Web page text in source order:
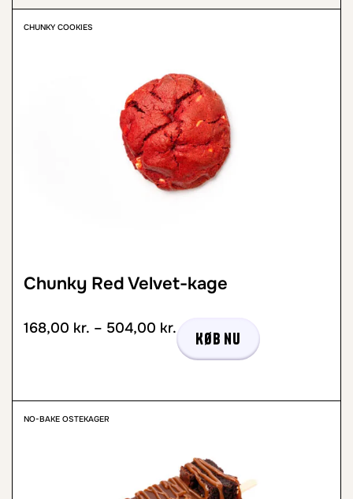
CHUNKY COOKIES
Chunky Red Velvet-kage
168,00 kr. – 504,00 kr.
Køb nu
NO-BAKE OSTEKAGER